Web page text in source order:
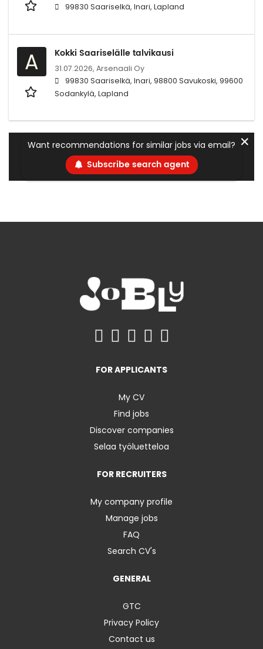
99830 Saariselkä, Inari, Lapland
A Kokki Saariselälle talvikausi
31.07.2026, Arsenaali Oy
99830 Saariselkä, Inari, 98800 Savukoski, 99600
Sodankylä, Lapland
Want recommendations for similar jobs via email?
Subscribe search agent
✕
FOR APPLICANTS
My CV
Find jobs
Discover companies
Selaa työluetteloa
FOR RECRUITERS
My company profile
Manage jobs
FAQ
Search CV's
GENERAL
GTC
Privacy Policy
Contact us